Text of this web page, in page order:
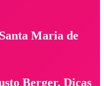
Maria de
Berger. Dicas